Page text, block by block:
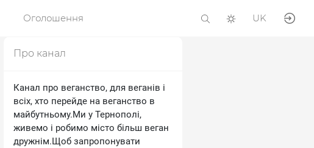
Оголошення UK
Про канал
Канал про веганство, для веганів і
всіх, хто перейде на веганство в
майбутньому.Ми у Тернополі,
живемо і робимо місто більш веган
дружнім.Щоб запропонувати